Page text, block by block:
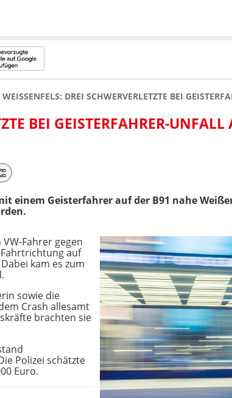
WEISSENFELS: DREI SCHWERVERLETZTE BEI
BEI GEISTERFAHRER-UNFALL
einem Geisterfahrer auf der B91 nahe
Fahrer gegen
auf
kam es zum
sowie die
Crash allesamt
brachten sie
Polizei schätzte
Euro.